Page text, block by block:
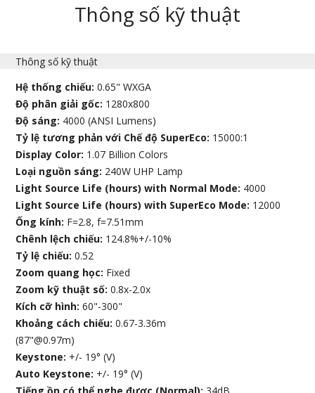
Thông số kỹ thuật
Thông số kỹ thuật
Hệ thống chiếu:0.65" WXGA
Độ phân giải gốc: 1280x800
Độ sáng: 4000 (ANSI Lumens)
Tỷ lệ tương phản với Chế độ SuperEco: 15000:1
Display Color: 1.07 Billion Colors
Loại nguồn sáng: 240W UHP Lamp
Light Source Life (hours) with Normal Mode: 4000
Light Source Life (hours) with SuperEco Mode: 12000
Ống kính: F=2.8, f=7.51mm
Chênh lệch chiếu: 124.8%+/-10%
Tỷ lệ chiếu:0.52
Zoom quang học: Fixed
Zoom kỹ thuật số:0.8x-2.0x
Kích cỡ hình:60"-300"
Khoảng cách chiếu:0.67-3.36m
(87"@0.97m)
Keystone: +/- 19° (V)
Auto Keystone: +/- 19° (V)